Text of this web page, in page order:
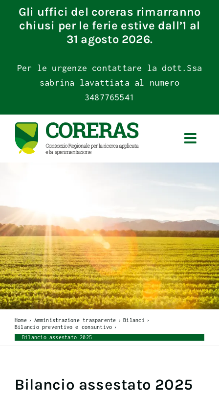
content
Gli uffici del coreras rimarranno
chiusi per le ferie estive dall’1 al
31 agosto 2026.
Per le urgenze contattare la dott.Ssa
sabrina lavattiata al numero
3487765541
Home Amministrazione trasparente
Bilanci
Bilancio preventivo e consuntivo
Bilancio assestato 2025
Bilancio assestato 2025